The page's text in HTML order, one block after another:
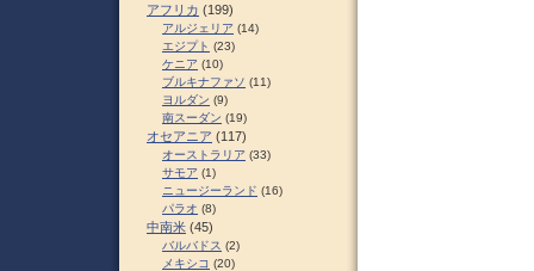
アフリカ (199)
アルジェリア (14)
エジプト (23)
ケニア (10)
ブルキナファソ (11)
ヨルダン (9)
南スーダン (19)
オセアニア (117)
オーストラリア (33)
サモア (1)
ニュージーランド (16)
パラオ (8)
中南米 (45)
バルバドス (2)
メキシコ (20)